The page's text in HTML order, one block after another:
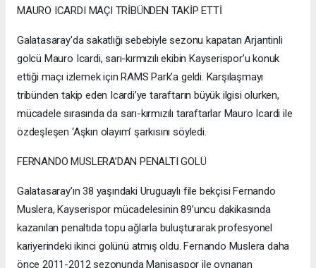
MAURO ICARDI MAÇI TRİBÜNDEN TAKİP ETTİ
Galatasaray'da sakatlığı sebebiyle sezonu kapatan Arjantinli
golcü Mauro Icardi, sarı-kırmızılı ekibin Kayserispor’u konuk
ettiği maçı izlemek için RAMS Park’a geldi. Karşılaşmayı
tribünden takip eden Icardi’ye taraftarın büyük ilgisi olurken,
mücadele sırasında da sarı-kırmızılı taraftarlar Mauro Icardi ile
özdeşleşen ‘Aşkın olayım’ şarkısını söyledi.
FERNANDO MUSLERA’DAN PENALTI GOLÜ
Galatasaray’ın 38 yaşındaki Uruguaylı file bekçisi Fernando
Muslera, Kayserispor mücadelesinin 89’uncu dakikasında
kazanılan penaltıda topu ağlarla buluşturarak profesyonel
kariyerindeki ikinci golünü atmış oldu. Fernando Muslera daha
önce 2011-2012 sezonunda Manisaspor ile oynanan